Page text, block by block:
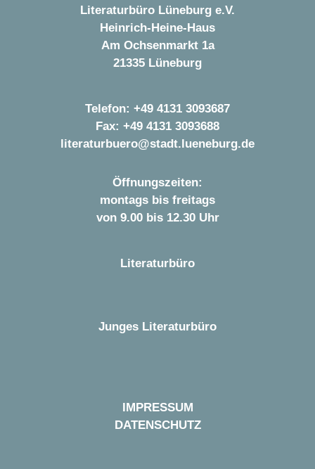
Literaturbüro Lüneburg e.V.
Heinrich-Heine-Haus
Am Ochsenmarkt 1a
21335 Lüneburg
Telefon: +49 4131 3093687
Fax: +49 4131 3093688
literaturbuero@stadt.lueneburg.de
Öffnungszeiten:
montags bis freitags
von 9.00 bis 12.30 Uhr
Literaturbüro
Junges Literaturbüro
IMPRESSUM
DATENSCHUTZ